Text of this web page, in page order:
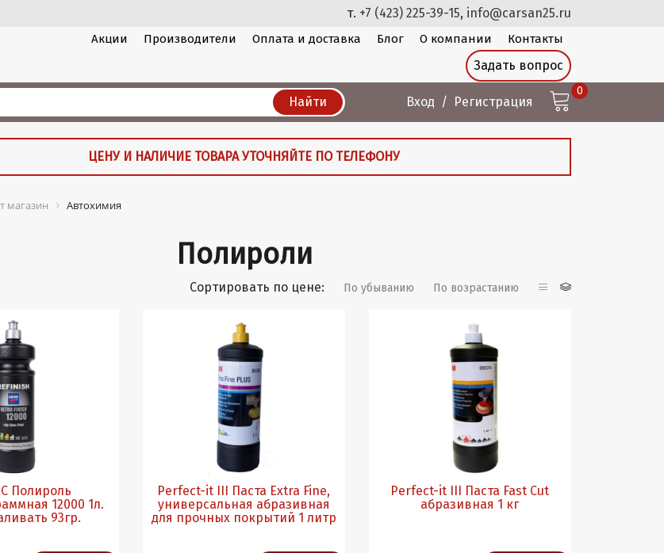
т. +7 (423) 225-39-15, info@carsan25.ru
Акции Производители Оплата и доставка Блог О компании Контакты
Задать вопрос
Найти Вход Регистрация
0
ЦЕНУ И НАЛИЧИЕ ТОВАРА УТОЧНЯЙТЕ ПО ТЕЛЕФОНУ
магазин Автохимия
Полироли
Сортировать по цене: По убыванию По возрастанию
Полироль
12000 1л.
93гр.
Perfect-it III Паста Extra Fine,
универсальная абразивная
для прочных покрытий 1 литр
Perfect-it III Паста Fast Cut
абразивная 1 кг